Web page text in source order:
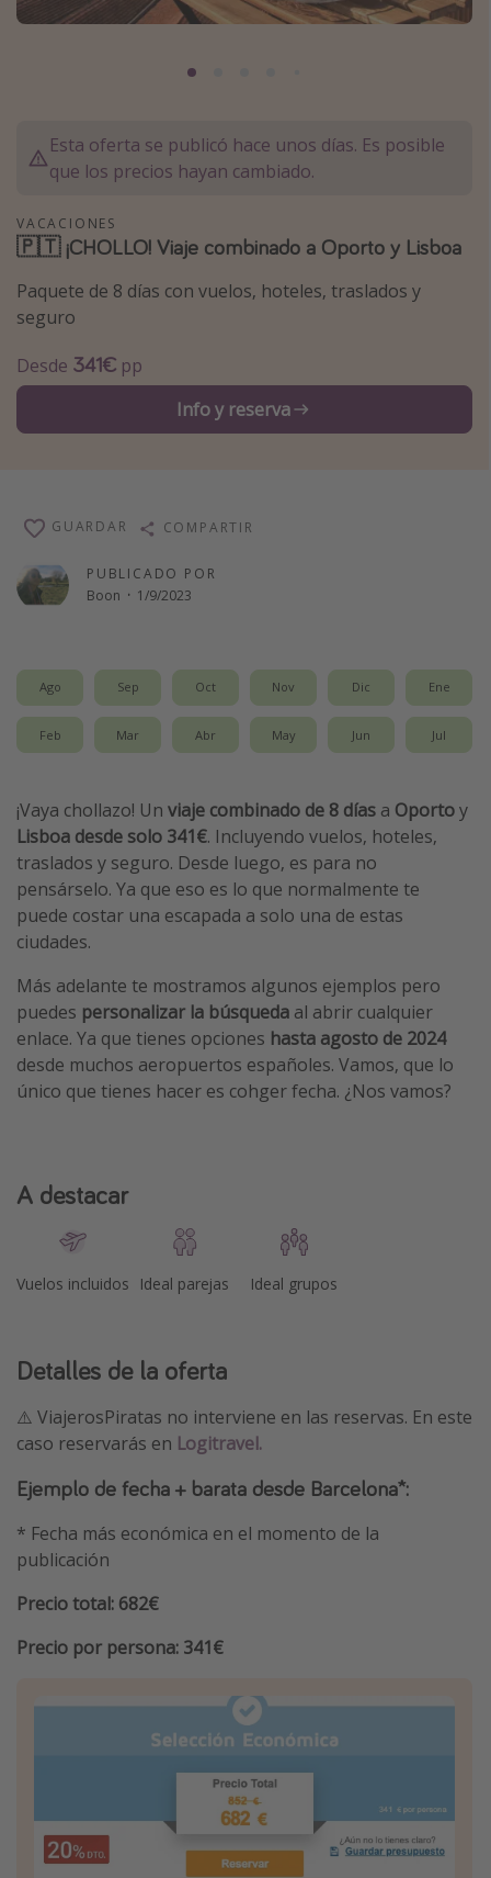
Marruecos
Tailandia
Maldivas
Camping
Viajes en tren
Viajar sola como mujer
Vacaciones de Playa
Escapadas románticas
Trabajar en el extranjero
Cruceros por el Mediterráneo
Guía de equipaje de mano
Parques de atracciones
Viaja con musicales
El Rey León el musical
Harry Potter en Londres y otros destinos
Eventos deportivos
Esta oferta se publicó hace unos días. Es posible
que los precios hayan cambiado.
VACACIONES
🇵🇹 ¡CHOLLO! Viaje combinado a Oporto y Lisboa
Paquete de 8 días con vuelos, hoteles, traslados y
seguro
Desde 341€ pp
Info y reserva
PUBLICADO POR
Boon · 1/9/2023
GUARDAR COMPARTIR
Ago Sep Oct Nov Dic Ene
Feb Mar Abr May Jun Jul
¡Vaya chollazo! Un viaje combinado de 8 días a Oportoy
Lisboa desde solo 341€. Incluyendo vuelos, hoteles,
traslados y seguro. Desde luego, es para no
pensárselo. Ya que eso es lo que normalmente te
puede costar una escapada a solo una de estas
ciudades.
Más adelante te mostramos algunos ejemplos pero
puedes personalizar la búsqueda al abrir cualquier
enlace. Ya que tienes opciones hasta agosto de 2024
desde muchos aeropuertos españoles. Vamos, que lo
único que tienes hacer es cohger fecha. ¿Nos vamos?
A destacar
Vuelos incluidos Ideal parejas Ideal grupos
Detalles de la oferta
⚠️ ViajerosPiratas no interviene en las reservas. En este
caso reservarás en Logitravel.
Ejemplo de fecha + barata desde Barcelona*:
* Fecha más económica en el momento de la
publicación
Precio total: 682€
Precio por persona: 341€